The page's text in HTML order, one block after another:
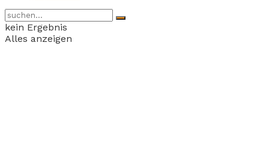
kein Ergebnis
Alles anzeigen